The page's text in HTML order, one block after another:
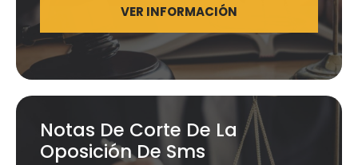
VER INFORMACIÓN
Notas De Corte De La
Oposición De Sms